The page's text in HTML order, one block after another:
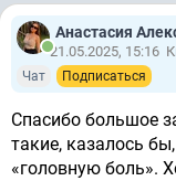
Анастасия
21.05.2025, 15:16
Чат Подписаться
Спасибо большое
такие, казалось
«головную боль».